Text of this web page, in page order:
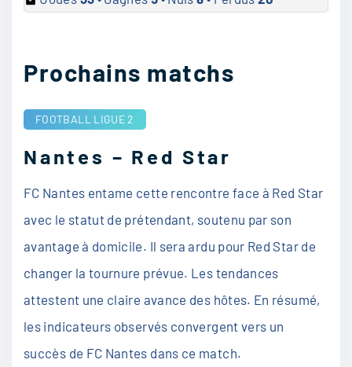
Prochains matchs
FOOTBALL LIGUE 2
Nantes – Red Star
FC Nantes entame cette rencontre face à Red Star
avec le statut de prétendant, soutenu par son
avantage à domicile. Il sera ardu pour Red Star de
changer la tournure prévue. Les tendances
attestent une claire avance des hôtes. En résumé,
les indicateurs observés convergent vers un
succès de FC Nantes dans ce match.